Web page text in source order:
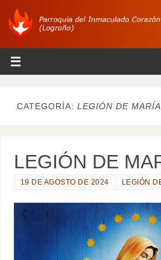
CATEGORÍA: LEGIÓN DE MARÍA
LEGIÓN DE
19 DE AGOSTO DE 2024 LEGIÓN